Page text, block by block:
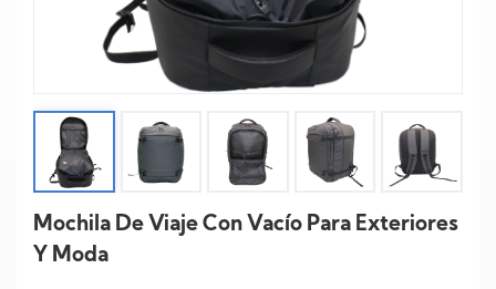
Mochila De Viaje Con Vacío Para Exteriores
Y Moda